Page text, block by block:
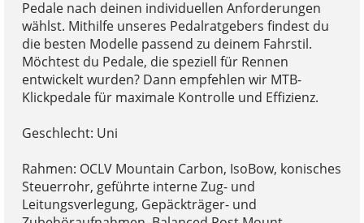
Pedale nach deinen individuellen Anforderungen
wählst. Mithilfe unseres Pedalratgebers findest du
die besten Modelle passend zu deinem Fahrstil.
Möchtest du Pedale, die speziell für Rennen
entwickelt wurden? Dann empfehlen wir MTB-
Klickpedale für maximale Kontrolle und Effizienz.
Geschlecht: Uni
Rahmen: OCLV Mountain Carbon, IsoBow, konisches
Steuerrohr, geführte interne Zug- und
Leitungsverlegung, Gepäckträger- und